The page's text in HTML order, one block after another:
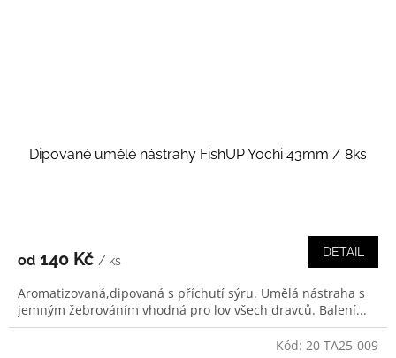
Dipované umělé nástrahy FishUP Yochi 43mm / 8ks
od 140 Kč / ks
DETAIL
Aromatizovaná,dipovaná s příchutí sýru. Umělá nástraha s
jemným žebrováním vhodná pro lov všech dravců. Balení...
Kód: 20 TA25-009